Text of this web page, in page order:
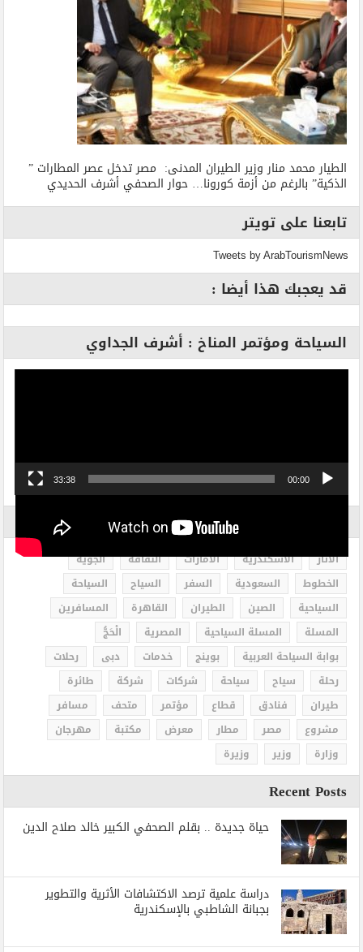
الطيار محمد منار وزير الطيران المدنى: مصر تدخل عصر المطارات ”
الذكية” بالرغم من أزمة كورونا… حوار الصحفي أشرف الحديدي
تابعنا على تويتر
Tweets by ArabTourismNews
قد يعجبك هذا أيضا :
السياحة ومؤتمر المناخ : أشرف الجداوي
00:00
33:38
الاثار الاسكندرية الامارات الثقافة
الجوية
الخطوط
السعودية السفر السياح
السياحة
السياحية
الصين الطيران القاهرة
المسافرين
المسلة
المسلة السياحية المصرية
الْحَجُّ
بوابة السياحة العربية
بوينج خدمات دبى
رحلات
رحلة
سياح سياحة شركات شركة
طائرة
طيران
فنادق قطاع مؤتمر متحف
مسافر
مشروع
مصر مطار معرض مكتبة
مهرجان
وزارة
وزير وزيرة
Recent Posts
حياة جديدة .. بقلم الصحفي الكبير خالد صلاح الدين
دراسة علمية ترصد الاكتشافات الأثرية والتطوير
بجبانة الشاطبي بالإسكندرية